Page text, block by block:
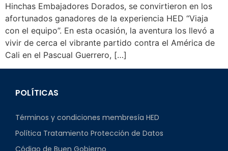
Hinchas Embajadores Dorados, se convirtieron en los
afortunados ganadores de la experiencia HED “Viaja
con el equipo”. En esta ocasión, la aventura los llevó a
vivir de cerca el vibrante partido contra el América de
Cali en el Pascual Guerrero, […]
POLÍTICAS
Términos y condiciones membresía HED
Política Tratamiento Protección de Datos
Código de Buen Gobierno